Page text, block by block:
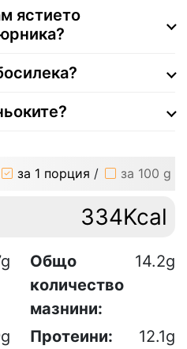
ястието
за 1 порция / за 100 g
334Kcal
Общо
количество
мазнини:
14.2g
Протеини: 12.1g